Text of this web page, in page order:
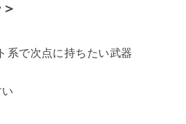
系で次点に持ちたい武器